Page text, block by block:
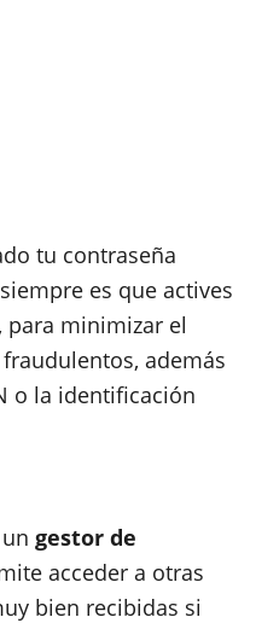
tu contraseña
es que actives
, para minimizar el
además
o la identificación
gestor de
acceder a otras
bien recibidas si